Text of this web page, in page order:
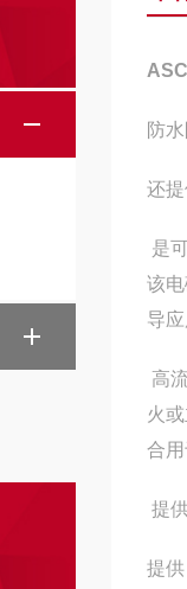
防
还
是
该
导
高
火
合
提
提